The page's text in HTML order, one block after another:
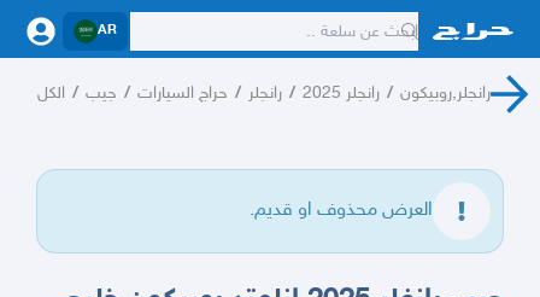
AR
رانجلر,روبيكون / رانجلر 2025 / رانجلر / حراج السيارات / جيب / الكل
العرض محذوف او قديم.